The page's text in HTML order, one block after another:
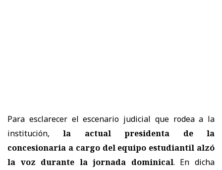
Para esclarecer el escenario judicial que rodea a la
institución,la actual presidenta de la
concesionaria a cargo del equipo estudiantil alzó
la voz durante la jornada dominical. En dicha